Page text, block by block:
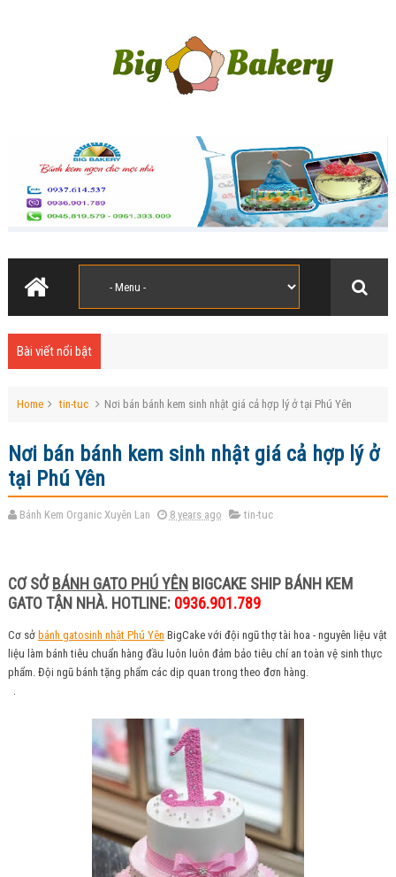
Bài viết nổi bật
Home tin-tuc Nơi bán bánh kem sinh nhật giá cả hợp lý ở tại Phú Yên
Nơi bán bánh kem sinh nhật giá cả hợp lý ở
tại Phú Yên
Bánh Kem Organic Xuyên Lan 8 years ago tin-tuc
CƠ SỞBÁNH GATO PHÚ YÊNBIGCAKE SHIP BÁNH KEM
GATO TẬN NHÀ. HOTLINE: 0936.901.789
Cơ sở bánh gatosinh nhật Phú Yên BigCake với đội ngũ thợ tài hoa - nguyên liệu vật
liệu làm bánh tiêu chuẩn hàng đầu luôn luôn đảm bảo tiêu chí an toàn vệ sinh thực
phẩm. Đội ngũ bánh tặng phẩm các dịp quan trong theo đơn hàng.